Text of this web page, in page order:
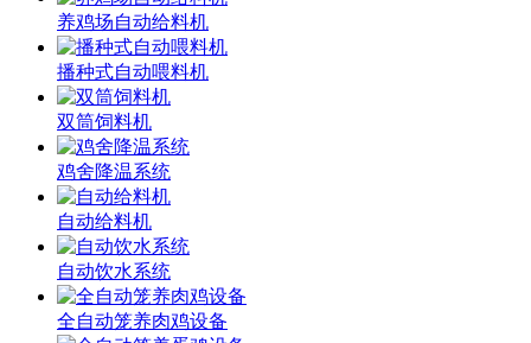
养鸡场自动给料机
播种式自动喂料机
双筒饲料机
鸡舍降温系统
自动给料机
自动饮水系统
全自动笼养肉鸡设备